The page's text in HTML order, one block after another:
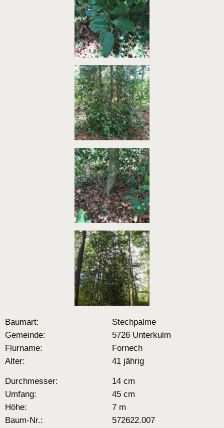
Baumart:
Stechpalme
Gemeinde:
5726 Unterkulm
Flurname:
Fornech
Alter:
41 jährig
Durchmesser:
14 cm
Umfang:
45 cm
Höhe:
7 m
Baum-Nr.:
572622.007